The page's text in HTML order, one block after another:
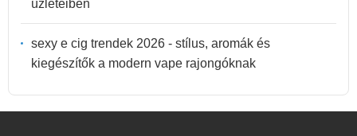
üzleteiben
sexy e cig trendek 2026 - stílus, aromák és
kiegészítők a modern vape rajongóknak